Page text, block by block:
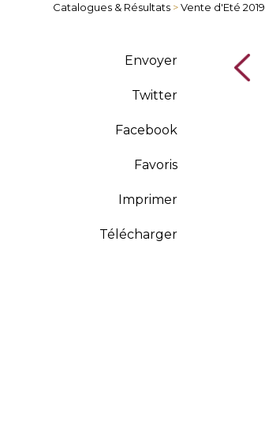
Catalogues & Résultats >Vente d'Eté 2019
Envoyer
Twitter
Facebook
Favoris
Imprimer
Télécharger